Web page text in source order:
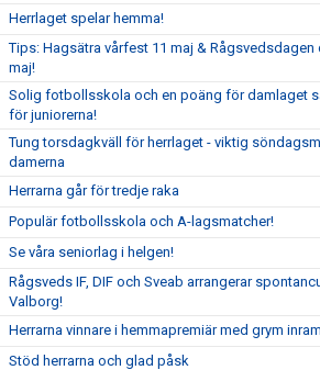
Herrlaget spelar hemma!
Tips: Hagsätra vårfest 11 maj & Rågsvedsdagen
maj!
Solig fotbollsskola och en poäng för damlaget
för juniorerna!
Tung torsdagkväll för herrlaget - viktig
damerna
Herrarna går för tredje raka
Populär fotbollsskola och A-lagsmatcher!
Se våra seniorlag i helgen!
Rågsveds IF, DIF och Sveab arrangerar
Valborg!
Herrarna vinnare i hemmapremiär med grym
Stöd herrarna och glad påsk